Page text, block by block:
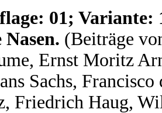
01; Variante:
(Beiträge
Ernst Moritz
Sachs,
Friedrich Haug,